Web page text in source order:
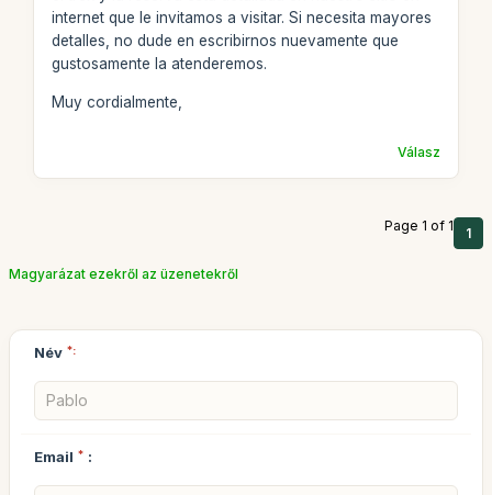
internet que le invitamos a visitar. Si necesita mayores
detalles, no dude en escribirnos nuevamente que
gustosamente la atenderemos.
Muy cordialmente,
Válasz
Page 1 of 1 1
Magyarázat ezekről az üzenetekről
Név *:
Email * :